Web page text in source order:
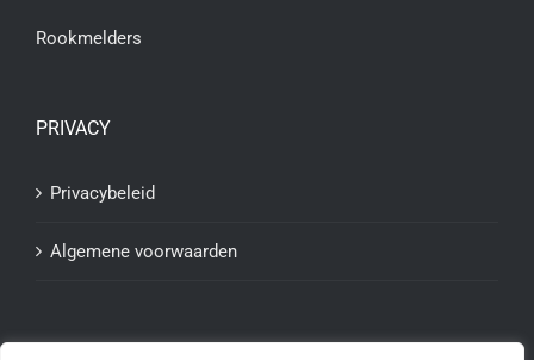
Rookmelders
PRIVACY
Privacybeleid
Algemene voorwaarden